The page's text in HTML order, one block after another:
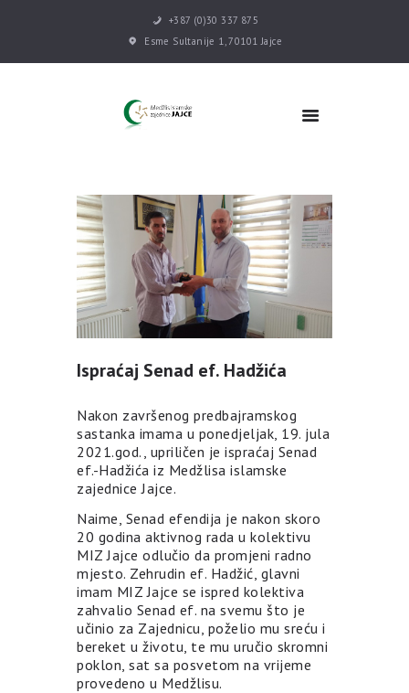
+387 (0)30 337 875
Esme Sultanije 1, 70101 Jajce
POČETNA
DŽEMATI
MEKTEB
ASOCIJACIJE
USLUGE
MULTIMEDIJA
KONTAKT
DONACIJE
Ispraćaj Senad ef. Hadžića
Nakon završenog predbajramskog
sastanka imama u ponedjeljak, 19. jula
2021.god., upriličen je ispraćaj Senad
ef.-Hadžića iz Medžlisa islamske
zajednice Jajce.
Naime, Senad efendija je nakon skoro
20 godina aktivnog rada u kolektivu
MIZ Jajce odlučio da promjeni radno
mjesto. Zehrudin ef. Hadžić, glavni
imam MIZ Jajce se ispred kolektiva
zahvalio Senad ef. na svemu što je
učinio za Zajednicu, poželio mu sreću i
bereket u životu, te mu uručio skromni
poklon, sat sa posvetom na vrijeme
provedeno u Medžlisu.